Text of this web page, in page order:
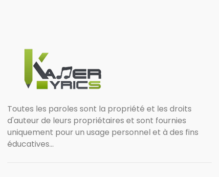
Toutes les paroles sont la propriété et les droits
d'auteur de leurs propriétaires et sont fournies
uniquement pour un usage personnel et à des fins
éducatives...